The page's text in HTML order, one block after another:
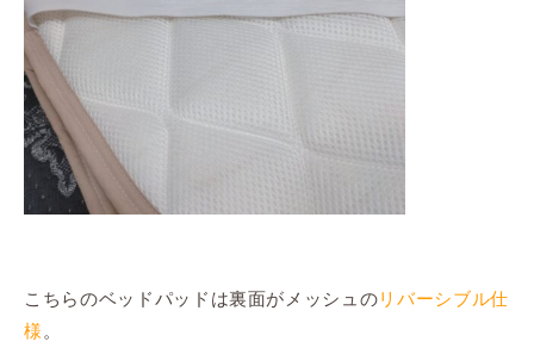
こちらのベッドパッドは裏面がメッシュのリバーシブル仕
様。